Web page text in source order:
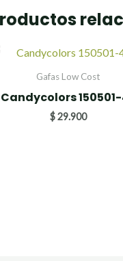
Gafas Low Cost
Candycolors
$29.900